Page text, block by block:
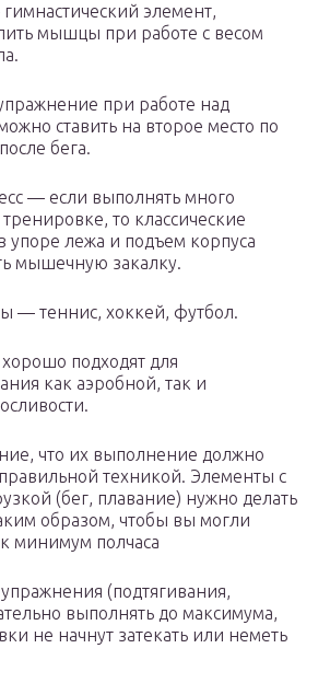
элемент,
мышцы при работе с весом
при работе над
ставить на второе место по
бега.
— если выполнять много
то классические
упоре лежа и подъем корпуса
мышечную закалку.
— теннис, хоккей, футбол.
подходят для
как аэробной, так и
что их выполнение должно
техникой. Элементы с
(бег, плавание) нужно делать
образом, чтобы вы могли
минимум полчаса
(подтягивания,
выполнять до максимума,
не начнут затекать или неметь